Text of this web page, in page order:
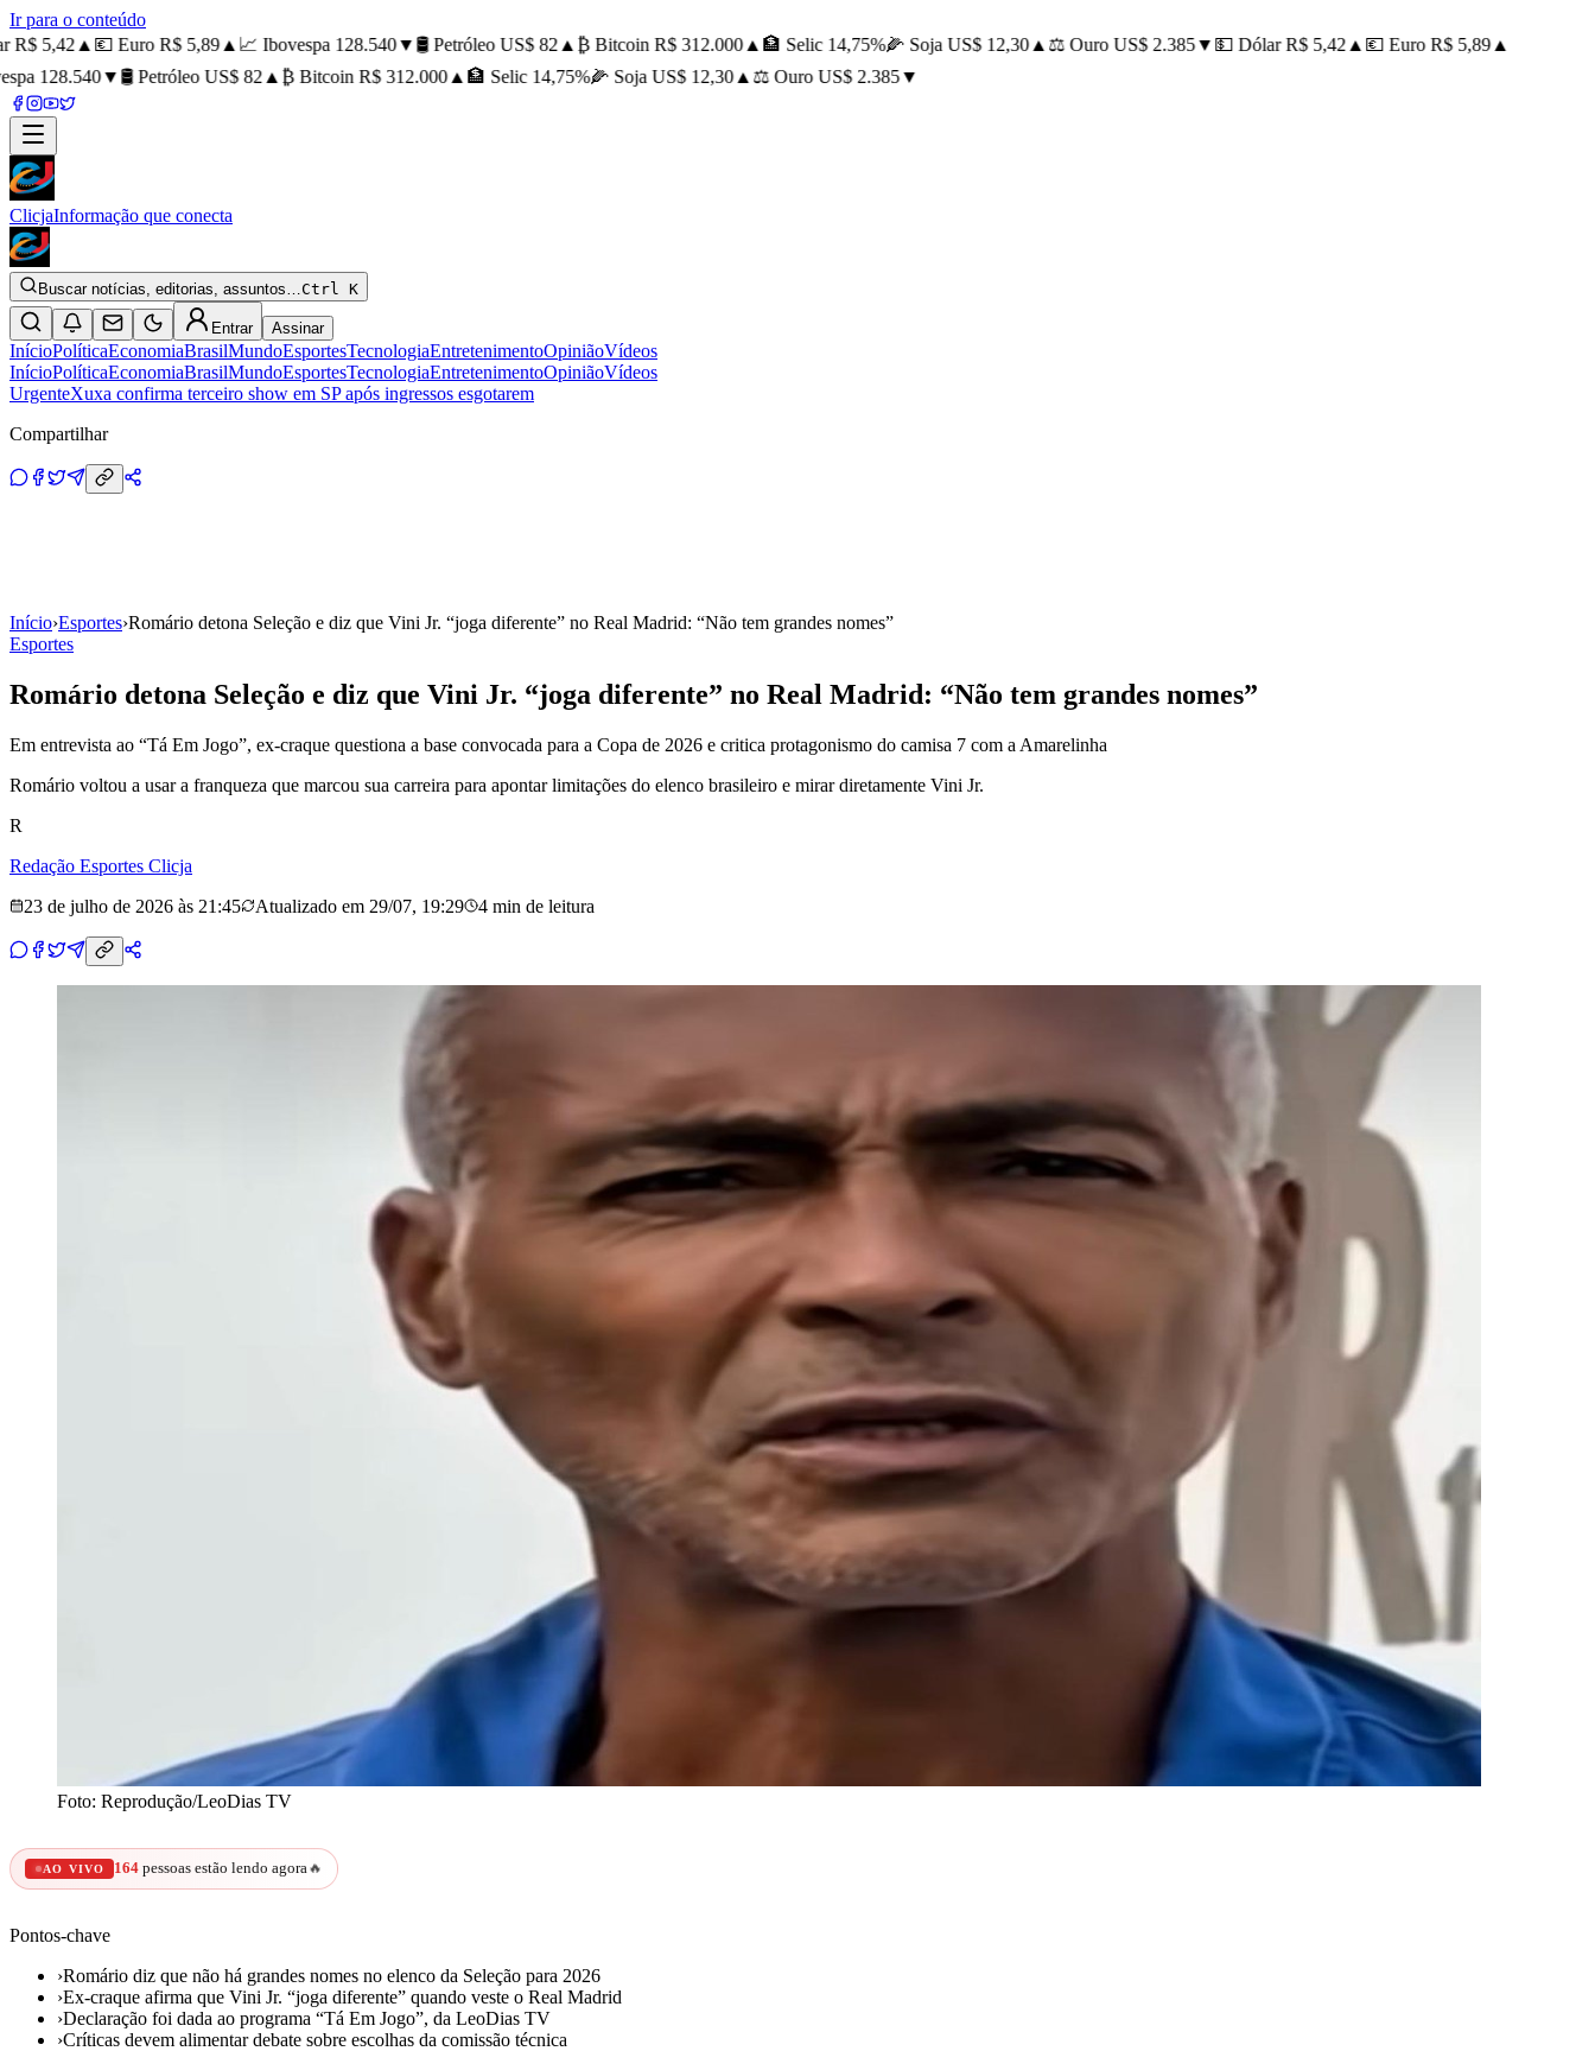
Ir para o conteúdo
5,42▲ 💶 Euro R$ 5,89▲📈 Ibovespa 128.540▼🛢️ Petróleo US$ 82▲ ₿ Bitcoin R$ 312.000▲🏦 Selic 14,75%🌽 Soja US$ 12,30▲⚖️ Ouro US$ 2.385▼💵 Dólar R$ 5,42▲ 💶 Euro R$ 5,89▲
128.540▼🛢️ Petróleo US$ 82▲ ₿ Bitcoin R$ 312.000▲🏦 Selic 14,75%🌽 Soja US$ 12,30▲⚖️ Ouro US$ 2.385▼
ClicjaInformação que conecta
Buscar notícias, editorias, assuntos…Ctrl K
Entrar Assinar
InícioPolíticaEconomiaBrasilMundoEsportesTecnologiaEntretenimentoOpiniãoVídeos
InícioPolíticaEconomiaBrasilMundoEsportesTecnologiaEntretenimentoOpiniãoVídeos
UrgenteXuxa confirma terceiro show em SP após ingressos esgotarem
Compartilhar
Início›Esportes›Romário detona Seleção e diz que Vini Jr. “joga diferente” no Real Madrid: “Não tem grandes nomes”
Esportes
Romário detona Seleção e diz que Vini Jr. “joga diferente” no Real Madrid: “Não tem grandes nomes”
Em entrevista ao “Tá Em Jogo”, ex-craque questiona a base convocada para a Copa de 2026 e critica protagonismo do camisa 7 com a Amarelinha
Romário voltou a usar a franqueza que marcou sua carreira para apontar limitações do elenco brasileiro e mirar diretamente Vini Jr.
R
Redação Esportes Clicja
23 de julho de 2026 às 21:45
Atualizado em 29/07, 19:29 4 min de leitura
Foto: Reprodução/LeoDias TV
AO VIVO 164 pessoas estão lendo agora 🔥
Pontos-chave
›Romário diz que não há grandes nomes no elenco da Seleção para 2026
›Ex-craque afirma que Vini Jr. “joga diferente” quando veste o Real Madrid
›Declaração foi dada ao programa “Tá Em Jogo”, da LeoDias TV
›Críticas devem alimentar debate sobre escolhas da comissão técnica